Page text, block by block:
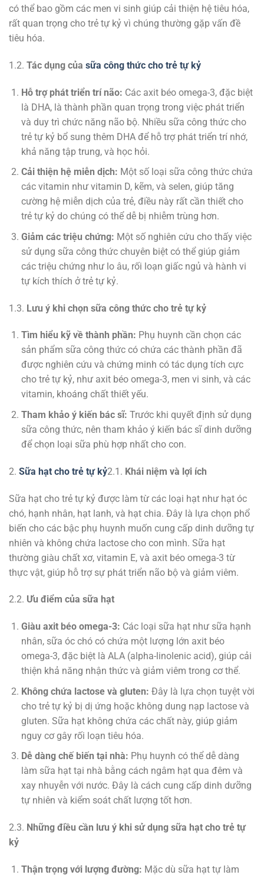
có thể bao gồm các men vi sinh giúp cải thiện hệ tiêu hóa,
rất quan trọng cho trẻ tự kỷ vì chúng thường gặp vấn đề
tiêu hóa.
1.2. Tác dụng của sữa công thức cho trẻ tự kỷ
Hỗ trợ phát triển trí não: Các axit béo omega-3, đặc biệt
là DHA, là thành phần quan trọng trong việc phát triển
và duy trì chức năng não bộ. Nhiều sữa công thức cho
trẻ tự kỷ bổ sung thêm DHA để hỗ trợ phát triển trí nhớ,
khả năng tập trung, và học hỏi.
Cải thiện hệ miễn dịch: Một số loại sữa công thức chứa
các vitamin như vitamin D, kẽm, và selen, giúp tăng
cường hệ miễn dịch của trẻ, điều này rất cần thiết cho
trẻ tự kỷ do chúng có thể dễ bị nhiễm trùng hơn.
Giảm các triệu chứng: Một số nghiên cứu cho thấy việc
sử dụng sữa công thức chuyên biệt có thể giúp giảm
các triệu chứng như lo âu, rối loạn giấc ngủ và hành vi
tự kích thích ở trẻ tự kỷ.
1.3. Lưu ý khi chọn sữa công thức cho trẻ tự kỷ
Tìm hiểu kỹ về thành phần: Phụ huynh cần chọn các
sản phẩm sữa công thức có chứa các thành phần đã
được nghiên cứu và chứng minh có tác dụng tích cực
cho trẻ tự kỷ, như axit béo omega-3, men vi sinh, và các
vitamin, khoáng chất thiết yếu.
Tham khảo ý kiến bác sĩ: Trước khi quyết định sử dụng
sữa công thức, nên tham khảo ý kiến bác sĩ dinh dưỡng
để chọn loại sữa phù hợp nhất cho con.
2. Sữa hạt cho trẻ tự kỷ2.1. Khái niệm và lợi ích
Sữa hạt cho trẻ tự kỷ được làm từ các loại hạt như hạt óc
chó, hạnh nhân, hạt lanh, và hạt chia. Đây là lựa chọn phổ
biến cho các bậc phụ huynh muốn cung cấp dinh dưỡng tự
nhiên và không chứa lactose cho con mình. Sữa hạt
thường giàu chất xơ, vitamin E, và axit béo omega-3 từ
thực vật, giúp hỗ trợ sự phát triển não bộ và giảm viêm.
2.2. Ưu điểm của sữa hạt
Giàu axit béo omega-3: Các loại sữa hạt như sữa hạnh
nhân, sữa óc chó có chứa một lượng lớn axit béo
omega-3, đặc biệt là ALA (alpha-linolenic acid), giúp cải
thiện khả năng nhận thức và giảm viêm trong cơ thể.
Không chứa lactose và gluten: Đây là lựa chọn tuyệt vời
cho trẻ tự kỷ bị dị ứng hoặc không dung nạp lactose và
gluten. Sữa hạt không chứa các chất này, giúp giảm
nguy cơ gây rối loạn tiêu hóa.
Dễ dàng chế biến tại nhà: Phụ huynh có thể dễ dàng
làm sữa hạt tại nhà bằng cách ngâm hạt qua đêm và
xay nhuyễn với nước. Đây là cách cung cấp dinh dưỡng
tự nhiên và kiểm soát chất lượng tốt hơn.
2.3. Những điều cần lưu ý khi sử dụng sữa hạt cho trẻ tự
kỷ
Thận trọng với lượng đường: Mặc dù sữa hạt tự làm